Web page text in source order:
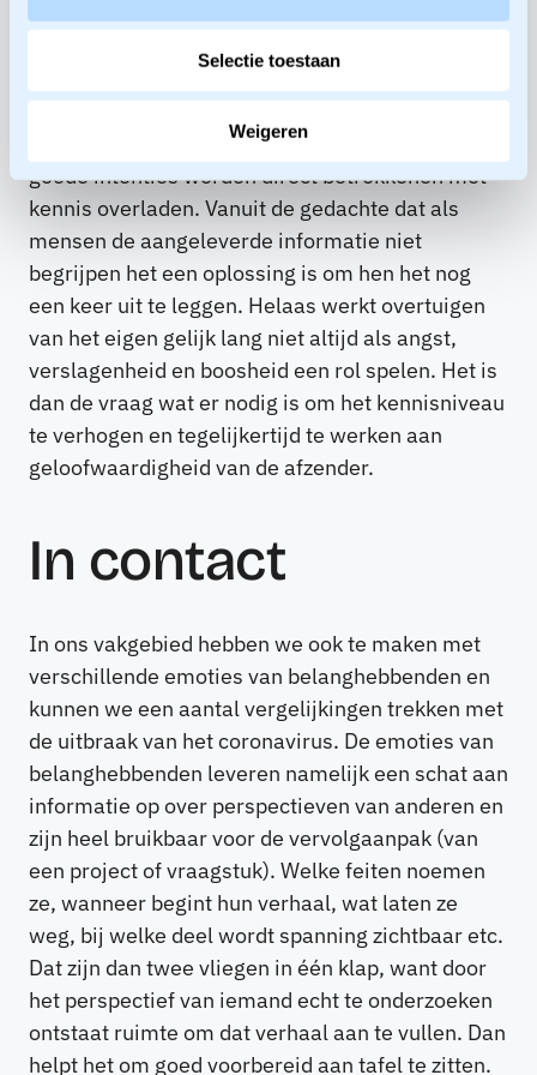
Selectie toestaan
Weigeren
hebben is het de vraag of meer kennis
verspreiden op dat moment de goede strategie
een overtuigingsmodus te schieten. Vanuit de
goede intenties worden direct betrokkenen met
kennis overladen. Vanuit de gedachte dat als
mensen de aangeleverde informatie niet
begrijpen het een oplossing is om hen het nog
een keer uit te leggen. Helaas werkt overtuigen
van het eigen gelijk lang niet altijd als angst,
verslagenheid en boosheid een rol spelen. Het is
dan de vraag wat er nodig is om het kennisniveau
te verhogen en tegelijkertijd te werken aan
geloofwaardigheid van de afzender.
In contact
In ons vakgebied hebben we ook te maken met
verschillende emoties van belanghebbenden en
kunnen we een aantal vergelijkingen trekken met
de uitbraak van het coronavirus. De emoties van
belanghebbenden leveren namelijk een schat aan
informatie op over perspectieven van anderen en
zijn heel bruikbaar voor de vervolgaanpak (van
een project of vraagstuk). Welke feiten noemen
ze, wanneer begint hun verhaal, wat laten ze
weg, bij welke deel wordt spanning zichtbaar etc.
Dat zijn dan twee vliegen in één klap, want door
het perspectief van iemand echt te onderzoeken
ontstaat ruimte om dat verhaal aan te vullen. Dan
helpt het om goed voorbereid aan tafel te zitten.